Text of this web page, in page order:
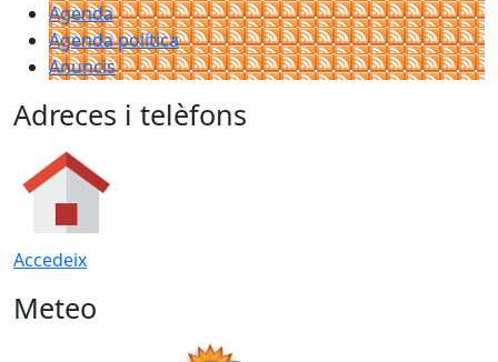
Agenda
Agenda política
Anuncis
Adreces i telèfons
Accedeix
Meteo